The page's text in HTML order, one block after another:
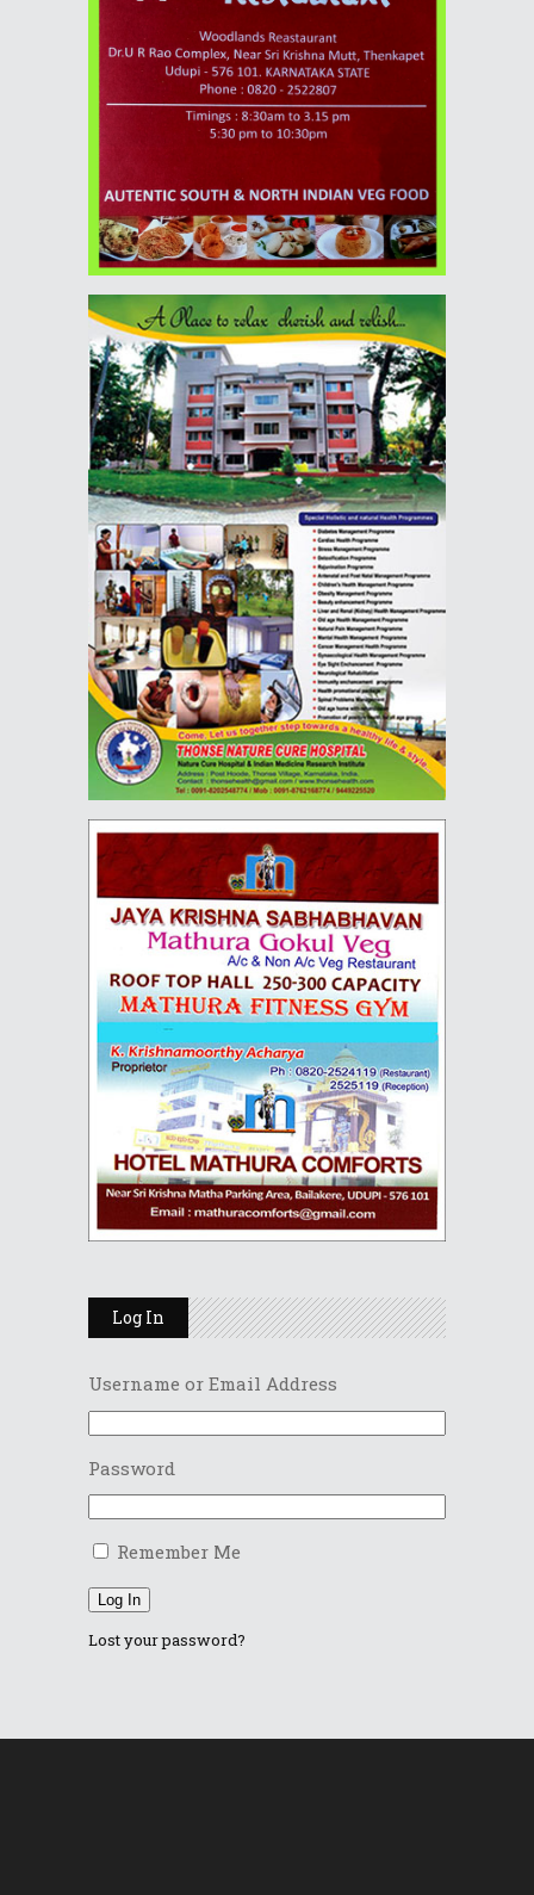
Log In
Username or Email Address
Password
Remember Me
Log In
Lost your password?